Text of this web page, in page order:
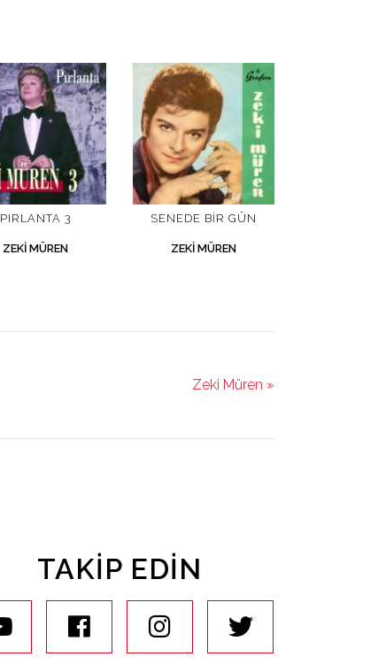
PIRLANTA 3
ZEKI MÜREN
SENEDE BIR GÜN
ZEKI MÜREN
Zeki Müren »
TAKIP EDIN
youtube facebook instagram